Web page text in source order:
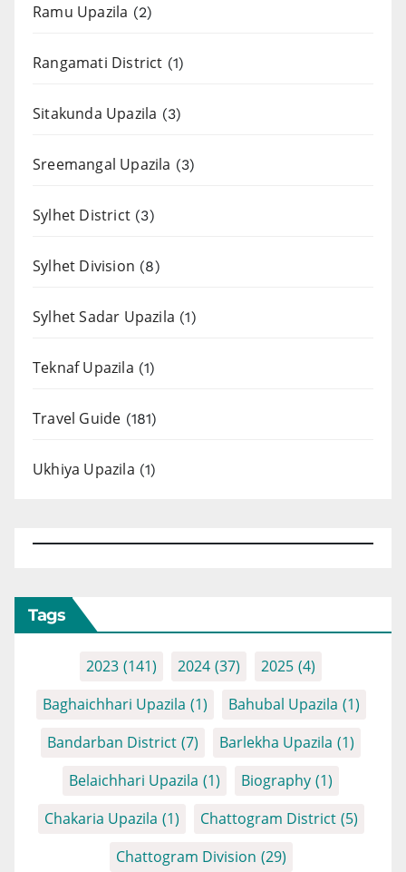
Ramu Upazila (2)
Rangamati District (1)
Sitakunda Upazila (3)
Sreemangal Upazila (3)
Sylhet District (3)
Sylhet Division (8)
Sylhet Sadar Upazila (1)
Teknaf Upazila (1)
Travel Guide (181)
Ukhiya Upazila (1)
Tags
2023 (141) 2024 (37) 2025 (4)
Baghaichhari Upazila (1) Bahubal Upazila (1)
Bandarban District (7) Barlekha Upazila (1)
Belaichhari Upazila (1) Biography (1)
Chakaria Upazila (1) Chattogram District (5)
Chattogram Division (29)